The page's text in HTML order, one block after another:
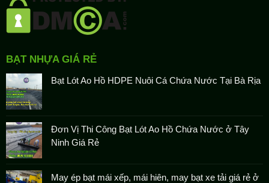
BẠT NHỰA GIÁ RẺ
Bạt Lót Ao Hồ HDPE Nuôi Cá Chứa Nước Tại Bà Rịa
Đơn Vị Thi Công Bạt Lót Ao Hồ Chứa Nước ở Tây
Ninh Giá Rẻ
May ép bạt mái xếp, mái hiên, may bạt xe tải giá rẻ ở